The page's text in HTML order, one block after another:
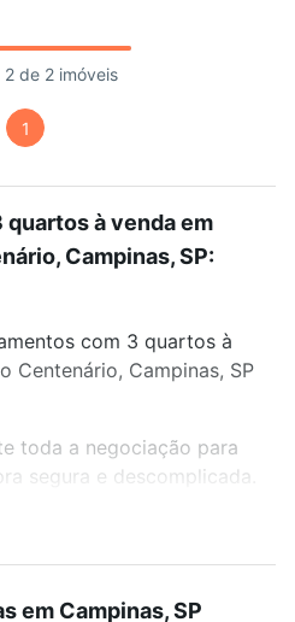
2 de 2 imóveis
1
à venda em
Campinas, SP:
com 3 quartos à
Centenário, Campinas, SP
toda a negociação para
segura e descomplicada.
você vai encontrar a
com 3 quartos à
em Campinas, SP